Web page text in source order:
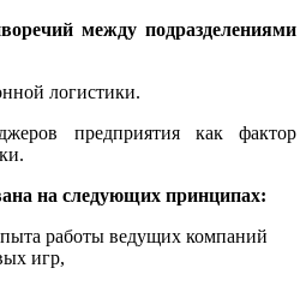
между подразделениями
логистики.
предприятия как фактор
на следующих принципах:
работы ведущих компаний
игр,